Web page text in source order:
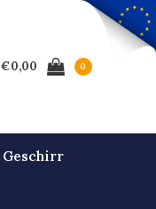
€0,00 0
Geschirr